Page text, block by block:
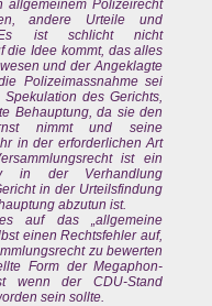
allgemeinem Polizeirecht
andere Urteile und
Es ist schlicht nicht
die Idee kommt, das alles
und der Angeklagte
Polizeimassnahme sei
des Gerichts,
Behauptung, da sie den
nimmt und seine
in der erforderlichen Art
ist ein
in der Verhandlung
in der Urteilsfindung
abzutun ist.
auf das „allgemeine
einen Rechtsfehler auf,
zu bewerten
Form der Megaphon-
wenn der CDU-Stand
sein sollte.